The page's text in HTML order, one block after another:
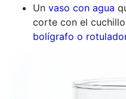
Un vaso con agua
corte con el
bolígrafo o